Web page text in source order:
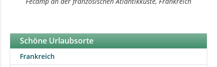
Schöne Urlaubsorte
Frankreich